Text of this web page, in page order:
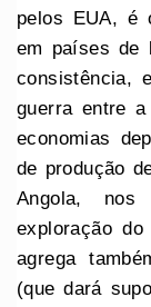
pelos EUA, é
em países de
consistência,
guerra entre
economias
de produção
Angola, nos
exploração
agrega
(que dará